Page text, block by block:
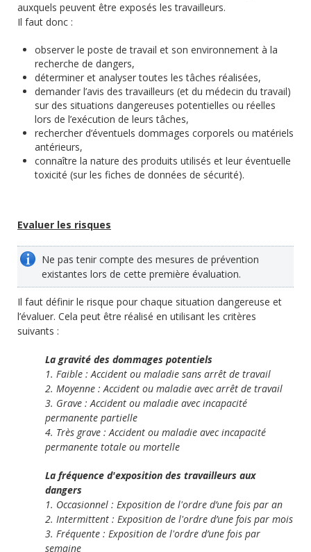
auxquels peuvent être exposés les travailleurs.
Il faut donc :
observer le poste de travail et son environnement à la
recherche de dangers,
déterminer et analyser toutes les tâches réalisées,
demander l’avis des travailleurs (et du médecin du travail)
sur des situations dangereuses potentielles ou réelles
lors de l’exécution de leurs tâches,
rechercher d’éventuels dommages corporels ou matériels
antérieurs,
connaître la nature des produits utilisés et leur éventuelle
toxicité (sur les fiches de données de sécurité).
Evaluer les risques
Ne pas tenir compte des mesures de prévention
existantes lors de cette première évaluation.
Il faut définir le risque pour chaque situation dangereuse et
l’évaluer. Cela peut être réalisé en utilisant les critères
suivants :
La gravité des dommages potentiels
1. Faible : Accident ou maladie sans arrêt de travail
2. Moyenne : Accident ou maladie avec arrêt de travail
3. Grave : Accident ou maladie avec incapacité
permanente partielle
4. Très grave : Accident ou maladie avec incapacité
permanente totale ou mortelle
La fréquence d'exposition des travailleurs aux
dangers
1. Occasionnel : Exposition de l'ordre d’une fois par an
2. Intermittent : Exposition de l'ordre d’une fois par mois
3. Fréquente : Exposition de l'ordre d’une fois par
semaine